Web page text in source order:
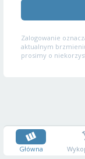
Zalogowanie
aktualnym
prosimy o
Główna